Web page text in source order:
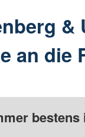
&
an die